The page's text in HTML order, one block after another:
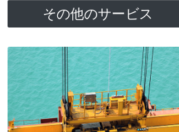
その他のサービス